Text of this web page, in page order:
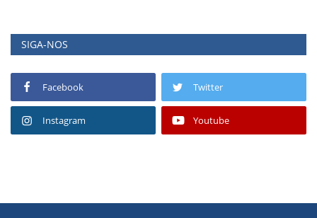
SIGA-NOS
Facebook Twitter
Instagram Youtube